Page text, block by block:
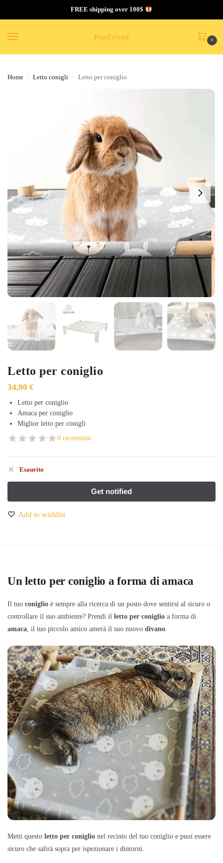
FREE shipping over 100$
BunZyland 0
Home / Letto conigli / Letto per coniglio
Letto per coniglio
34,90 €
Letto per coniglio
Amaca per coniglio
Miglior letto per conigli
0 recensioni
Esaurito
Add to wishlist
Un letto per coniglio a forma di amaca
Il tuo coniglio è sempre alla ricerca di un posto dove sentirsi al sicuro o
controllare il suo ambiente? Prendi il letto per coniglio a forma di
amaca, il tuo piccolo amico amerà il suo nuovo divano.
Metti questo letto per coniglio nel recinto del tuo coniglio e puoi essere
sicuro che salirà sopra per ispezionare i dintorni.